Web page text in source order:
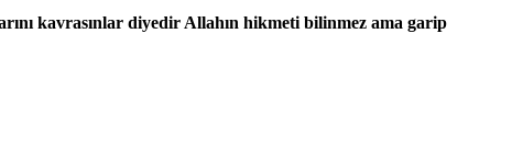
kavrasınlar diyedir Allahın hikmeti bilinmez ama garip